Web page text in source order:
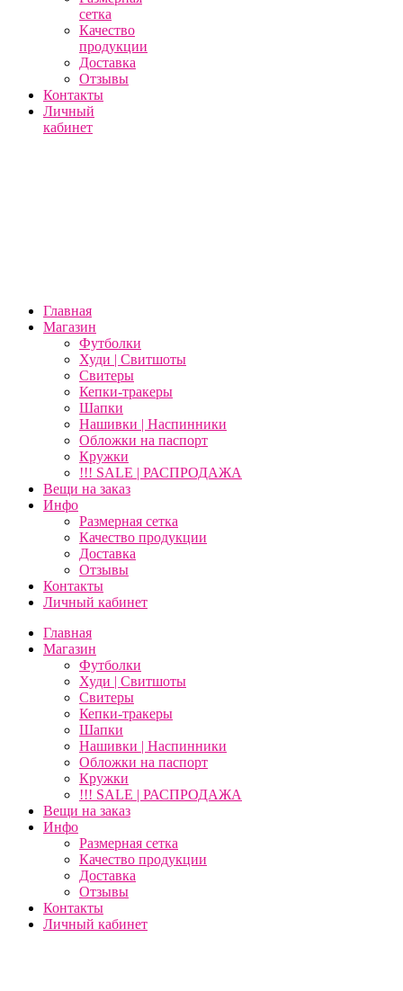
сетка
Качество
продукции
Доставка
Отзывы
Контакты
Личный
кабинет
Главная
Магазин
Футболки
Худи | Свитшоты
Свитеры
Кепки-тракеры
Шапки
Нашивки | Наспинники
Обложки на паспорт
Кружки
!!! SALE | РАСПРОДАЖА
Вещи на заказ
Инфо
Размерная сетка
Качество продукции
Доставка
Отзывы
Контакты
Личный кабинет
Главная
Магазин
Футболки
Худи | Свитшоты
Свитеры
Кепки-тракеры
Шапки
Нашивки | Наспинники
Обложки на паспорт
Кружки
!!! SALE | РАСПРОДАЖА
Вещи на заказ
Инфо
Размерная сетка
Качество продукции
Доставка
Отзывы
Контакты
Личный кабинет